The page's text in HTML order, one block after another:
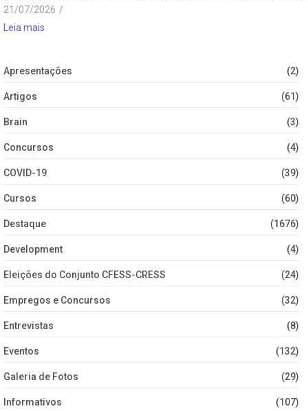
21/07/2026 /
Leia mais
Apresentações (2)
Artigos (61)
Brain (3)
Concursos (4)
COVID-19 (39)
Cursos (60)
Destaque (1676)
Development (4)
Eleições do Conjunto CFESS-CRESS (24)
Empregos e Concursos (32)
Entrevistas (8)
Eventos (132)
Galeria de Fotos (29)
Informativos (107)